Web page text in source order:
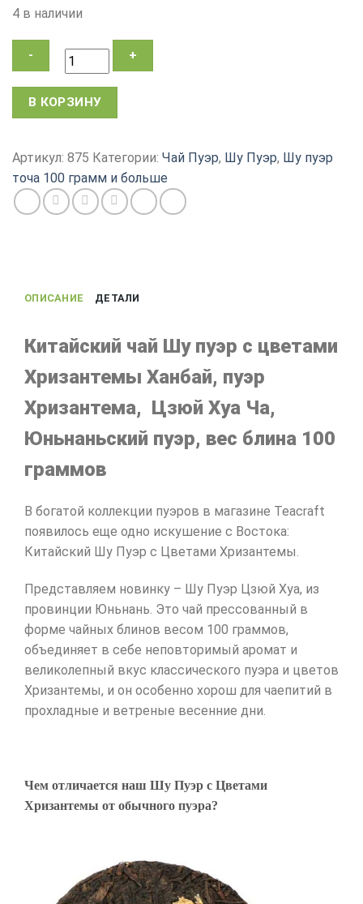
4 в наличии
Количество
пуэр
Хризантемой
Ханбай,
100
В КОРЗИНУ
Артикул: 875 Категории: Чай Пуэр, Шу Пуэр, Шу пуэр
точа 100 грамм и больше
ОПИСАНИЕ ДЕТАЛИ
Китайский чай Шу пуэр с цветами
Хризантемы Ханбай, пуэр
Хризантема, Цзюй Хуа Ча,
Юньнаньский пуэр, вес блина 100
граммов
В богатой коллекции пуэров в магазине Teacraft
появилось еще одно искушение с Востока:
Китайский Шу Пуэр с Цветами Хризантемы.
Представляем новинку – Шу Пуэр Цзюй Хуа, из
провинции Юньнань. Это чай прессованный в
форме чайных блинов весом 100 граммов,
объединяет в себе неповторимый аромат и
великолепный вкус классического пуэра и цветов
Хризантемы, и он особенно хорош для чаепитий в
прохладные и ветреные весенние дни.
Чем отличается наш Шу Пуэр с Цветами
Хризантемы от обычного пуэра?